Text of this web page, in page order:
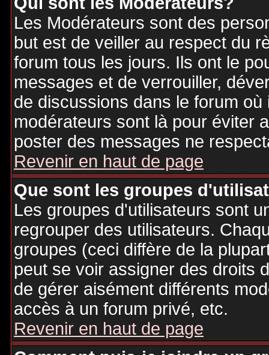
Les Modérateurs sont des
but est de veiller au respect du
forum tous les jours. Ils ont le
messages et de verrouiller,
de discussions dans le forum
modérateurs sont là pour éviter
poster des messages ne
Revenir en haut de page
Que sont les groupes
Les groupes d'utilisateurs sont
regrouper des utilisateurs.
groupes (ceci diffère de la
peut se voir assigner des droits
de gérer aisément différents
accès à un forum privé, etc.
Revenir en haut de page